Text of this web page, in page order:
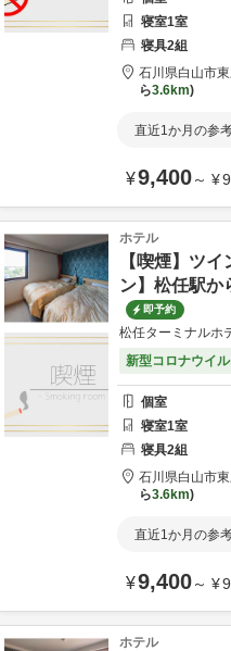
寝室1室
寝具2組
石川県白山市
ら3.6km
直近1か月の参
¥9,400～ ¥
ホテル
【喫煙】ツ
ン】松任駅か
即予約
松任ターミナルホ
新型コロナウイ
個室
寝室1室
寝具2組
石川県白山市
ら3.6km
直近1か月の参
¥9,400～ ¥
ホテル